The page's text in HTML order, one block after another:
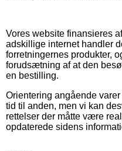
Vores website finansieres
adskillige internet handler
forretningernes produkter,
forudsætning af at den
en bestilling.
Orientering angående
tid til anden, men vi kan
rettelser der måtte være
opdaterede sidens